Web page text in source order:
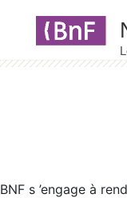
BNF s ’engage à